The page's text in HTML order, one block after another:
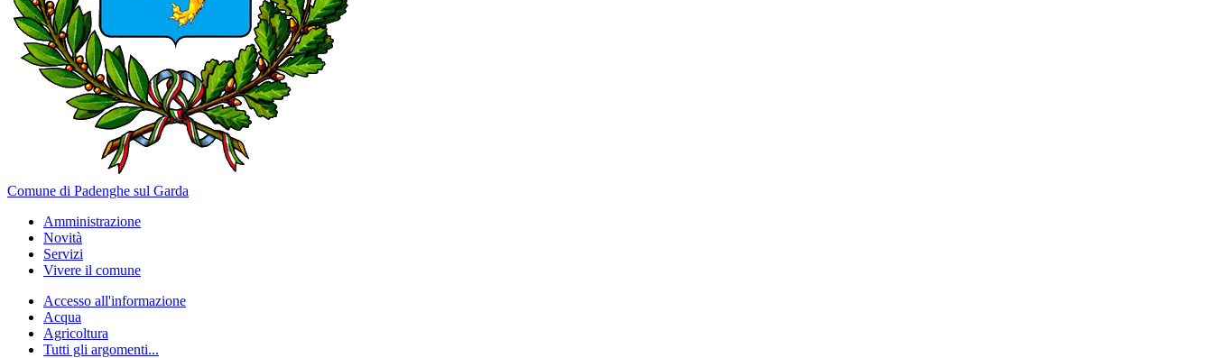
Comune di Padenghe sul Garda
Amministrazione
Novità
Servizi
Vivere il comune
Accesso all'informazione
Acqua
Agricoltura
Tutti gli argomenti...